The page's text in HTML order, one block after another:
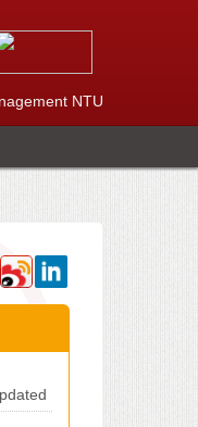
NTU